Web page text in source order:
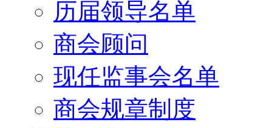
历届领导名单
商会顾问
现任监事会名单
商会规章制度